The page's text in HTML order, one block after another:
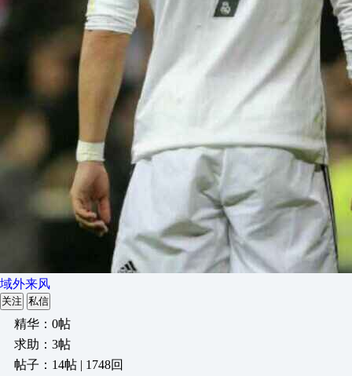
域外来风
关注 私信
精华：0帖
求助：3帖
帖子：14帖 | 1748回